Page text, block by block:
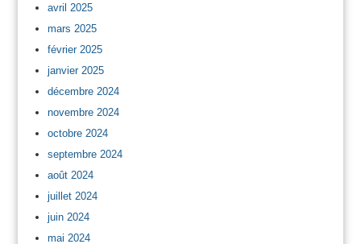
avril 2025
mars 2025
février 2025
janvier 2025
décembre 2024
novembre 2024
octobre 2024
septembre 2024
août 2024
juillet 2024
juin 2024
mai 2024